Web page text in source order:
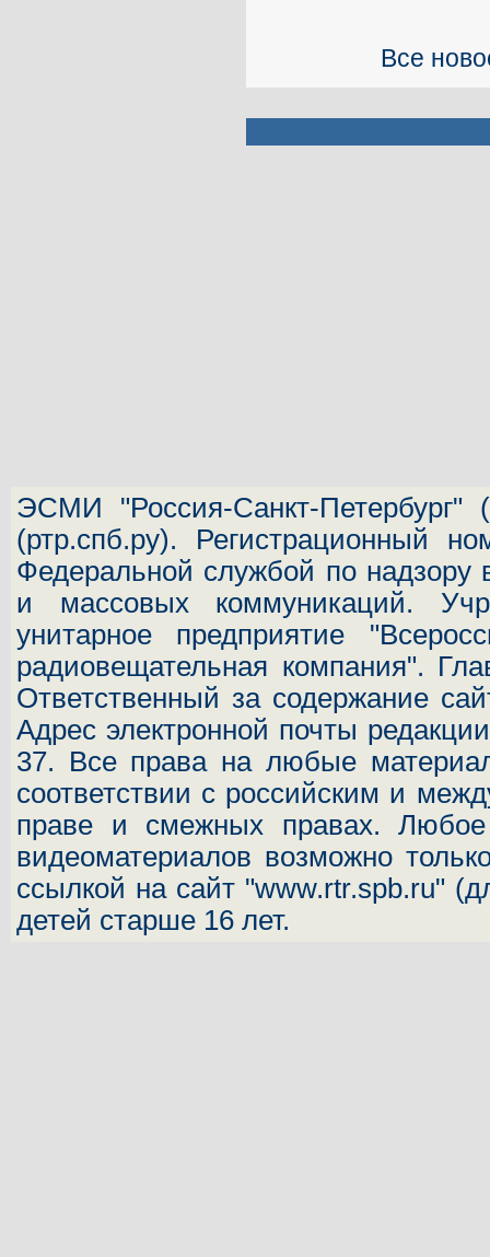
Все
ЭСМИ "Россия-Санкт-Петербург" (
(ртр.спб.ру). Регистрационный
Федеральной службой по
и массовых коммуникаций.
унитарное предприятие
радиовещательная компания".
Ответственный за содержание
Адрес электронной почты
37. Все права на любые
соответствии с российским и
праве и смежных правах. Любое
видеоматериалов возможно
ссылкой на сайт "www.rtr.spb.ru"
детей старше 16 лет.